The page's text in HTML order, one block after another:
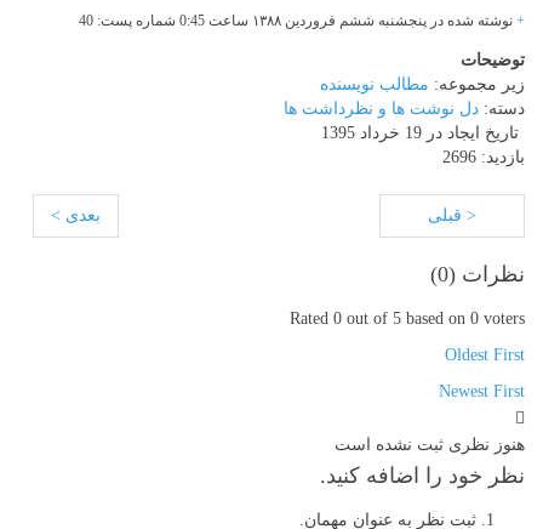
+ نوشته شده در پنجشنبه ششم فروردین ۱۳۸۸ ساعت 0:45 شماره پست: 40
توضیحات
زیر مجموعه: مطالب نویسنده
دسته: دل نوشت ها و نظرداشت ها
تاریخ ایجاد در 19 خرداد 1395
بازدید: 2696
< قبلی بعدی >
نظرات (0
)
Rated 0 out of 5 based on 0 voters
Oldest First
Newest First
هنوز نظری ثبت نشده است
نظر خود را اضافه کنید.
ثبت نظر به عنوان مهمان.